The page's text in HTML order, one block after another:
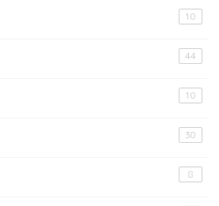
10
44
10
30
8